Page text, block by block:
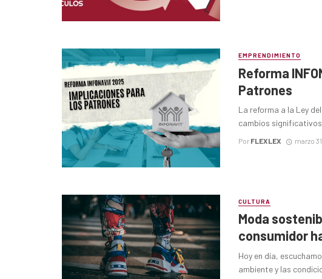
EMPRENDIMIENTO
Reforma
Patrones
La reforma a la Ley
cambios
Por FLEXLEX marzo
CULTURA
Moda
consumidor
Hoy en día,
ambiente y las